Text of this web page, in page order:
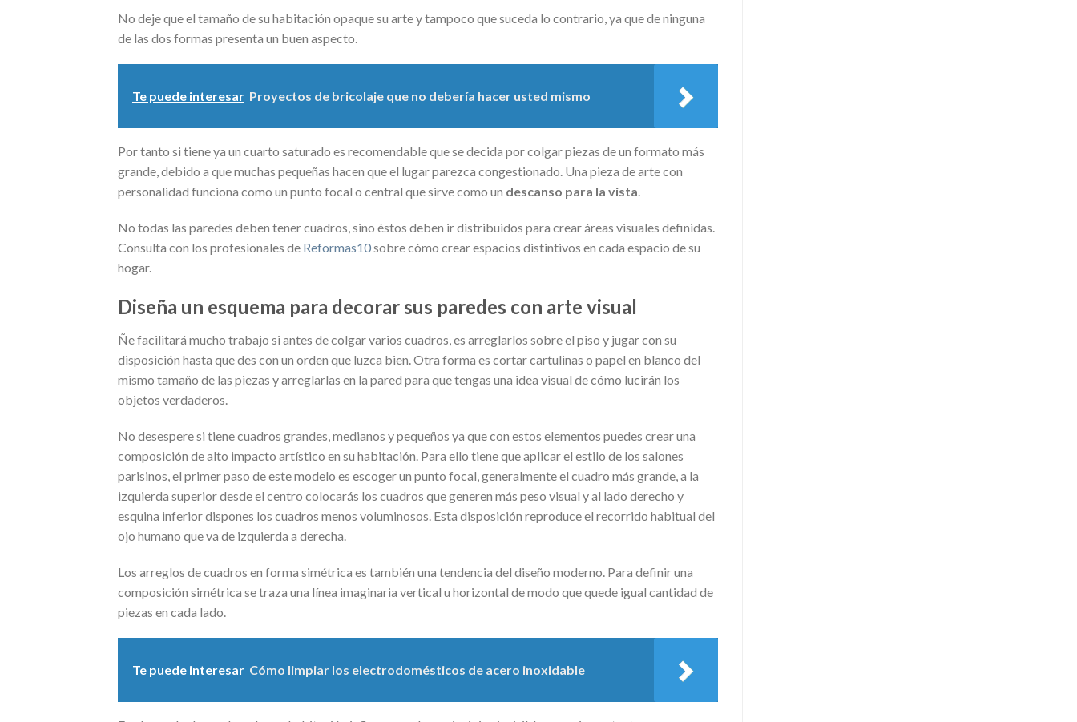
No deje que el tamaño de su habitación opaque su arte y tampoco que suceda lo contrario, ya que de ninguna
de las dos formas presenta un buen aspecto.
Te puede interesar Proyectos de bricolaje que no debería hacer usted mismo
Por tanto si tiene ya un cuarto saturado es recomendable que se decida por colgar piezas de un formato más
grande, debido a que muchas pequeñas hacen que el lugar parezca congestionado. Una pieza de arte con
personalidad funciona como un punto focal o central que sirve como un descanso para la vista.
No todas las paredes deben tener cuadros, sino éstos deben ir distribuidos para crear áreas visuales definidas.
Consulta con los profesionales de Reformas10sobre cómo crear espacios distintivos en cada espacio de su
hogar.
Diseña un esquema para decorar sus paredes con arte visual
Ñe facilitará mucho trabajo si antes de colgar varios cuadros, es arreglarlos sobre el piso y jugar con su
disposición hasta que des con un orden que luzca bien. Otra forma es cortar cartulinas o papel en blanco del
mismo tamaño de las piezas y arreglarlas en la pared para que tengas una idea visual de cómo lucirán los
objetos verdaderos.
No desespere si tiene cuadros grandes, medianos y pequeños ya que con estos elementos puedes crear una
composición de alto impacto artístico en su habitación. Para ello tiene que aplicar el estilo de los salones
parisinos, el primer paso de este modelo es escoger un punto focal, generalmente el cuadro más grande, a la
izquierda superior desde el centro colocarás los cuadros que generen más peso visual y al lado derecho y
esquina inferior dispones los cuadros menos voluminosos. Esta disposición reproduce el recorrido habitual del
ojo humano que va de izquierda a derecha.
Los arreglos de cuadros en forma simétrica es también una tendencia del diseño moderno. Para definir una
composición simétrica se traza una línea imaginaria vertical u horizontal de modo que quede igual cantidad de
piezas en cada lado.
Te puede interesar Cómo limpiar los electrodomésticos de acero inoxidable